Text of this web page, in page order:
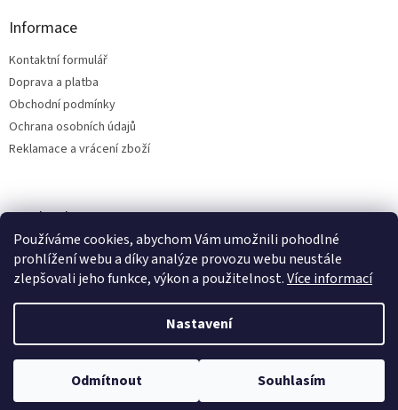
Používáme cookies, abychom Vám umožnili pohodlné
prohlížení webu a díky analýze provozu webu neustále
zlepšovali jeho funkce, výkon a použitelnost.Více informací
Nastavení
Odmítnout Souhlasím
Informace
Kontaktní formulář
Doprava a platba
Obchodní podmínky
Ochrana osobních údajů
Reklamace a vrácení zboží
Facebook
Copyright 2026Bílá Tara - MamaLand. Všechna práva vyhrazena.
Upravit nastavení cookies